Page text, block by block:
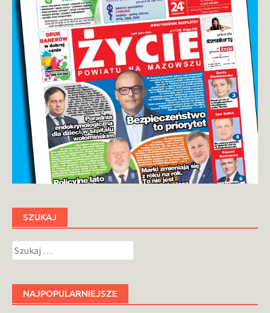
SZUKAJ
Szukaj:
NAJPOPULARNIEJSZE